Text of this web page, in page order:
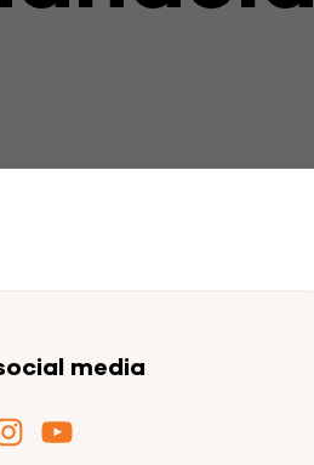
media
YouTube